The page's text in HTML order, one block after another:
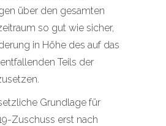
über den gesamten
so gut wie sicher,
in Höhe des auf das
Teils der
Grundlage für
Zuschuss erst nach